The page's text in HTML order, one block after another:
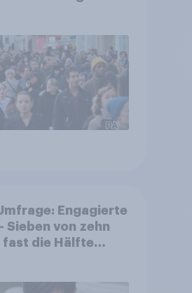
Engagierte
Sieben von zehn
fast die Hälfte